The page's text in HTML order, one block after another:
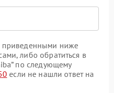
приведенными ниже
либо обратиться в
по следующему
если не нашли ответ на